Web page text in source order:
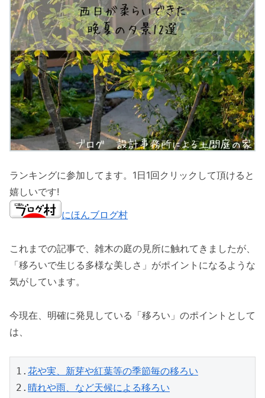
ランキングに参加してます。1日1回クリックして頂けると
嬉しいです!
にほんブログ村
これまでの記事で、雑木の庭の見所に触れてきましたが、
「移ろいで生じる多様な美しさ」がポイントになるような
気がしています。
今現在、明確に発見している「移ろい」のポイントとして
は、
1. 花や実、新芽や紅葉等の季節毎の移ろい
2. 晴れや雨、など天候による移ろい